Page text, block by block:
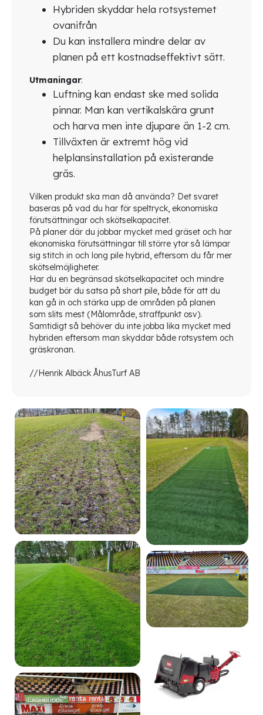
Hybriden skyddar hela rotsystemet
ovanifrån
Du kan installera mindre delar av
planen på ett kostnadseffektivt sätt.
Utmaningar:
Luftning kan endast ske med solida
pinnar. Man kan vertikalskära grunt
och harva men inte djupare än 1-2 cm.
Tillväxten är extremt hög vid
helplansinstallation på existerande
gräs.
Vilken produkt ska man då använda? Det svaret
baseras på vad du har för speltryck, ekonomiska
förutsättningar och skötselkapacitet.
På planer där du jobbar mycket med gräset och har
ekonomiska förutsättningar till större ytor så lämpar
sig stitch in och long pile hybrid, eftersom du får mer
skötselmöjligheter.
Har du en begränsad skötselkapacitet och mindre
budget bör du satsa på short pile, både för att du
kan gå in och stärka upp de områden på planen
som slits mest (Målområde, straffpunkt osv).
Samtidigt så behöver du inte jobba lika mycket med
hybriden eftersom man skyddar både rotsystem och
gräskronan.
//Henrik Albäck ÅhusTurf AB